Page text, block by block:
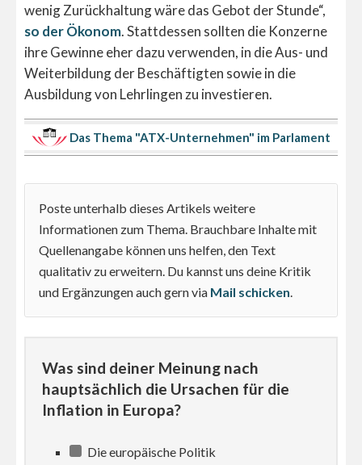
wenig Zurückhaltung wäre das Gebot der Stunde“,
so der Ökonom. Stattdessen sollten die Konzerne
ihre Gewinne eher dazu verwenden, in die Aus- und
Weiterbildung der Beschäftigten sowie in die
Ausbildung von Lehrlingen zu investieren.
Das Thema "ATX-Unternehmen" im Parlament
Poste unterhalb dieses Artikels weitere
Informationen zum Thema. Brauchbare Inhalte mit
Quellenangabe können uns helfen, den Text
qualitativ zu erweitern. Du kannst uns deine Kritik
und Ergänzungen auch gern via Mail schicken.
Was sind deiner Meinung nach
hauptsächlich die Ursachen für die
Inflation in Europa?
Die europäische Politik